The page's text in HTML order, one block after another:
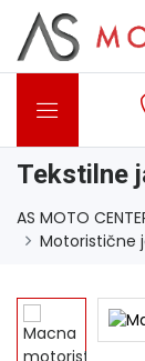
Tekstilne
AS MOTO
Motoristične